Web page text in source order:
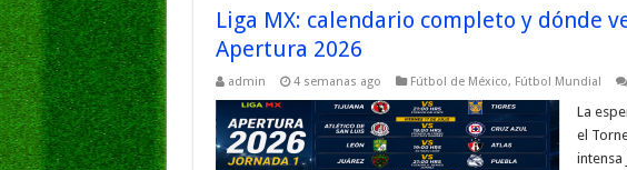
Liga MX: calendario completo y dónde
Apertura 2026
admin 4 semanas ago Fútbol de México, Fútbol Mundial
La
el
intensa